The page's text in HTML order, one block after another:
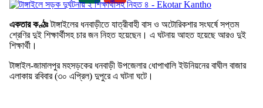
একতার কণ্ঠঃটাঙ্গাইলের ধনবাড়ীতে যাত্রীবাহী বাস ও অটোরিকশার সংঘর্ষে সপ্তম
শ্রেণির দুই শিক্ষার্থীসহ চার জন নিহত হয়েছেন। এ ঘটনায় আহত হয়েছে আরও দুই
শিক্ষার্থী।
টাঙ্গাইল-জামালপুর মহসড়কের ধনবাড়ী উপজেলার ধোপাখালি ইউনিয়নের বাঘীল বাজার
এলাকায় রবিবার (৩০ এপ্রিল) দুপুরে এ ঘটনা ঘটে।